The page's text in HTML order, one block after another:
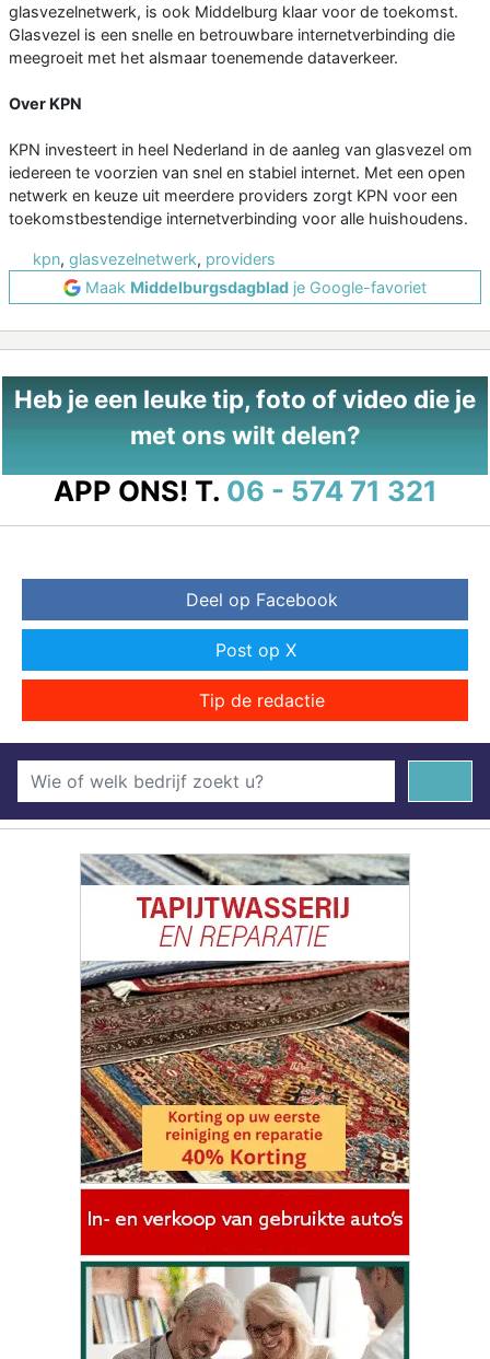
glasvezelnetwerk, is ook Middelburg klaar voor de toekomst.
Glasvezel is een snelle en betrouwbare internetverbinding die
meegroeit met het alsmaar toenemende dataverkeer.
Over KPN
KPN investeert in heel Nederland in de aanleg van glasvezel om
iedereen te voorzien van snel en stabiel internet. Met een open
netwerk en keuze uit meerdere providers zorgt KPN voor een
toekomstbestendige internetverbinding voor alle huishoudens.
kpn, glasvezelnetwerk, providers
Maak Middelburgsdagblad je Google-favoriet
Heb je een leuke tip, foto of video die je
met ons wilt delen?
APP ONS! T. 06 - 574 71 321
Deel op Facebook
Post op X
Tip de redactie